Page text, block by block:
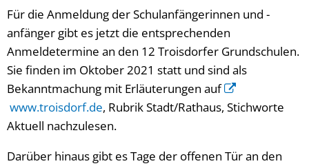
Für die Anmeldung der Schulanfängerinnen und -
anfänger gibt es jetzt die entsprechenden
Anmeldetermine an den 12 Troisdorfer Grundschulen.
Sie finden im Oktober 2021 statt und sind als
Bekanntmachung mit Erläuterungen auf
www.troisdorf.de, Rubrik Stadt/Rathaus, Stichworte
Aktuell nachzulesen.
Darüber hinaus gibt es Tage der offenen Tür an den